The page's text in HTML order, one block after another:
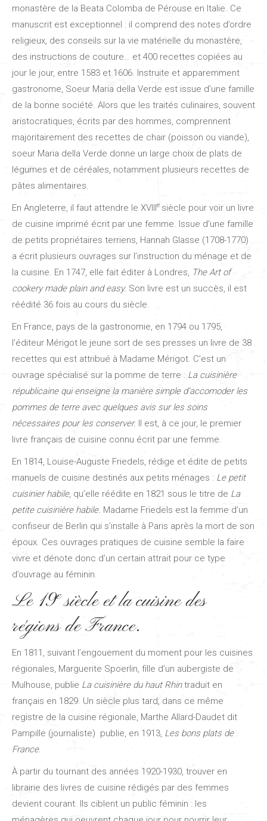
monastère de la Beata Colomba de Pérouse en Italie. Ce
manuscrit est exceptionnel : il comprend des notes d’ordre
religieux, des conseils sur la vie matérielle du monastère,
des instructions de couture… et 400 recettes copiées au
jour le jour, entre 1583 et 1606. Instruite et apparemment
gastronome, Soeur Maria della Verde est issue d’une famille
de la bonne société. Alors que les traités culinaires, souvent
aristocratiques, écrits par des hommes, comprennent
majoritairement des recettes de chair (poisson ou viande),
soeur Maria della Verde donne un large choix de plats de
légumes et de céréales, notamment plusieurs recettes de
pâtes alimentaires.
En Angleterre, il faut attendre le XVIIIe siècle pour voir un livre
de cuisine imprimé écrit par une femme. Issue d’une famille
de petits propriétaires terriens, Hannah Glasse (1708-1770)
a écrit plusieurs ouvrages sur l’instruction du ménage et de
la cuisine. En 1747, elle fait éditer à Londres, The Art of
cookery made plain and easy. Son livre est un succès, il est
réédité 36 fois au cours du siècle.
En France, pays de la gastronomie, en 1794 ou 1795,
l’éditeur Mérigot le jeune sort de ses presses un livre de 38
recettes qui est attribué à Madame Mérigot. C’est un
ouvrage spécialisé sur la pomme de terre : La cuisinière
républicaine qui enseigne la manière simple d’accomoder les
pommes de terre avec quelques avis sur les soins
nécessaires pour les conserver. Il est, à ce jour, le premier
livre français de cuisine connu écrit par une femme.
En 1814, Louise-Auguste Friedels, rédige et édite de petits
manuels de cuisine destinés aux petits ménages : Le petit
cuisinier habile, qu’elle réédite en 1821 sous le titre de La
petite cuisinière habile. Madame Friedels est la femme d’un
confiseur de Berlin qui s’installe à Paris après la mort de son
époux. Ces ouvrages pratiques de cuisine semble la faire
vivre et dénote donc d’un certain attrait pour ce type
d’ouvrage au féminin.
Le 19esiècle et la cuisine des
régions de France.
En 1811, suivant l’engouement du moment pour les cuisines
régionales, Marguerite Spoerlin, fille d’un aubergiste de
Mulhouse, publie La cuisinière du haut Rhintraduit en
français en 1829. Un siècle plus tard, dans ce même
registre de la cuisine régionale, Marthe Allard-Daudet dit
Pampille (journaliste) publie, en 1913, Les bons plats de
France.
À partir du tournant des années 1920-1930, trouver en
librairie des livres de cuisine rédigés par des femmes
devient courant. Ils ciblent un public féminin : les